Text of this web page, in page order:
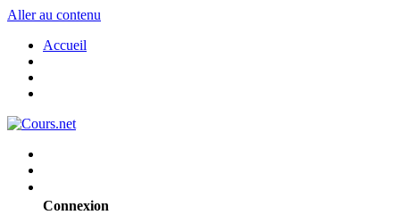
Aller au contenu
Accueil
Connexion